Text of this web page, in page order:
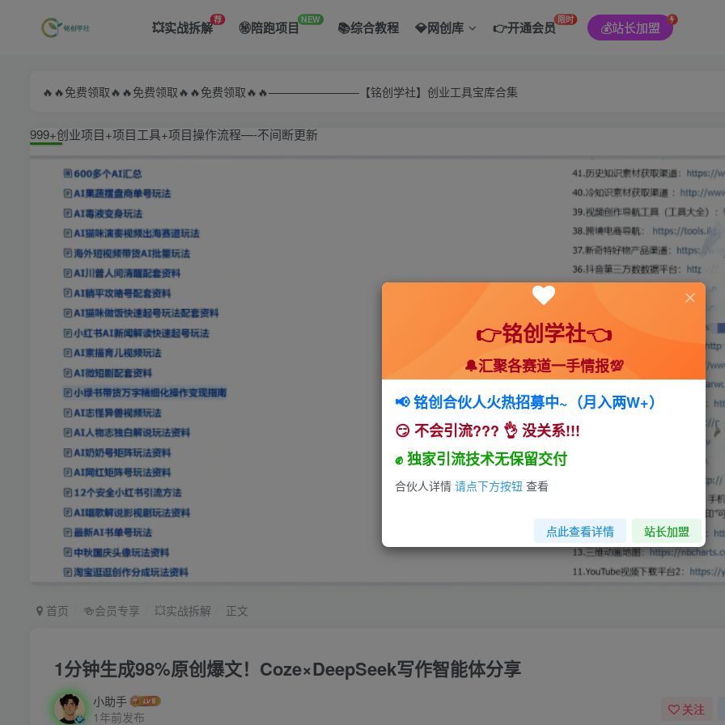
💥实战拆解荐 ㊙️陪跑项目NEW 📚综合教程 💎网创库 👉开通会员限时 💰站长加盟
🔥🔥免费领取🔥🔥免费领取🔥🔥免费领取🔥🔥————————【铭创学社】创业工具宝库合集
999+创业项目+项目工具+项目操作流程—-不间断更新
首页 🍻会员专享 💥实战拆解 正文
1分钟生成98%原创爆文！Coze×DeepSeek写作智能体分享
小助手
1年前发布
关注
👉铭创学社👈
🔔汇聚各赛道一手情报💯
📢 铭创合伙人火热招募中~（月入两W+）
😏 不会引流??? 👌 没关系!!!
✊ 独家引流技术无保留交付
合伙人详情 请点下方按钮 查看
点此查看详情 站长加盟